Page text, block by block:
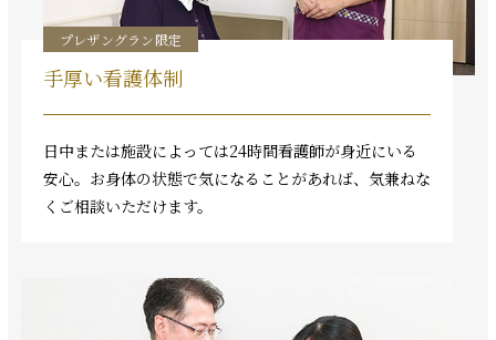
プレザングラン限定
手厚い看護体制
日中または施設によっては24時間看護師が身近にいる
安心。お身体の状態で気になることがあれば、気兼ねな
くご相談いただけます。